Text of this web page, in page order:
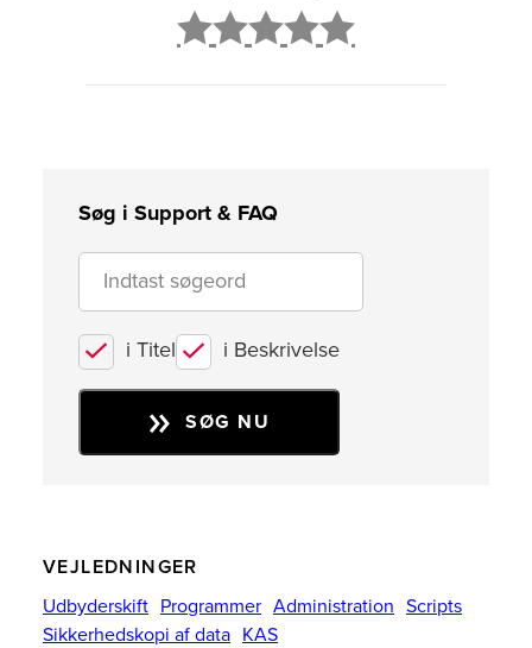
Søg i Support & FAQ
i Titel i Beskrivelse
SØG NU
VEJLEDNINGER
Udbyderskift Programmer Administration Scripts
Sikkerhedskopi af data KAS